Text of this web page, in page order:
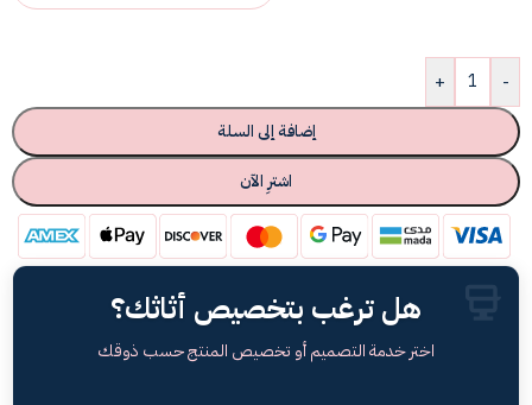
-
+
إضافة إلى السلة
اشترِ الآن
هل ترغب بتخصيص أثاثك؟
اختر خدمة التصميم أو تخصيص المنتج حسب ذوقك